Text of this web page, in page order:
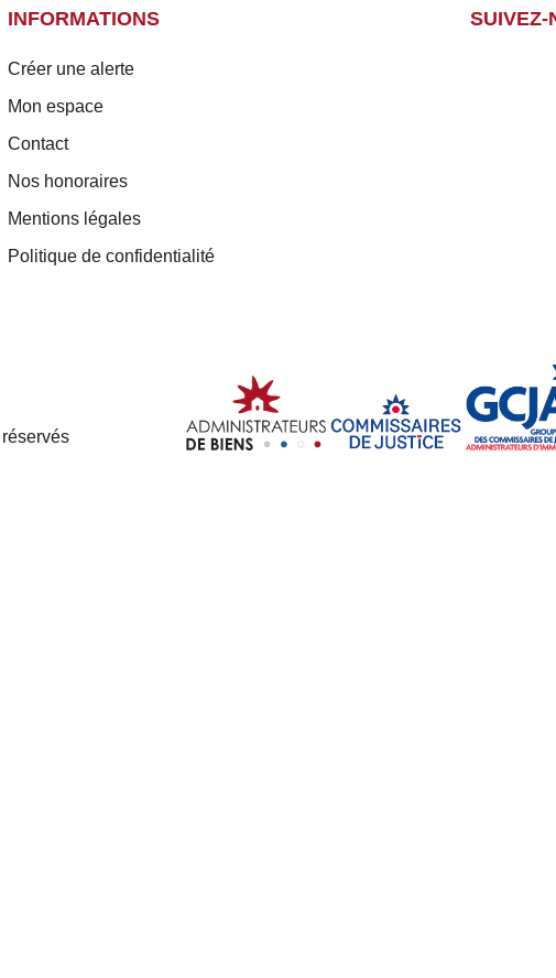
INFORMATIONS
Créer une alerte
Mon espace
Contact
Nos honoraires
Mentions légales
Politique de confidentialité
SUIVEZ-